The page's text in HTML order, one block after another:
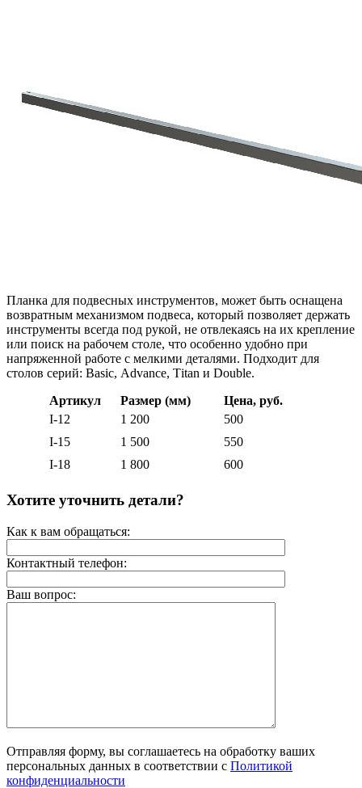
Планка для подвесных инструментов, может быть оснащена
возвратным механизмом подвеса, который позволяет держать
инструменты всегда под рукой, не отвлекаясь на их крепление
или поиск на рабочем столе, что особенно удобно при
напряженной работе с мелкими деталями. Подходит для
столов серий: Вasic, Аdvance, Тitan и Double.
Артикул
Размер (мм)
Цена, руб.
I-12
1 200
500
I-15
1 500
550
I-18
1 800 600
Хотите уточнить детали?
Как к вам обращаться:
Контактный телефон:
Ваш вопрос:
Отправляя форму, вы соглашаетесь на обработку ваших
персональных данных в соответствии с Политикой
конфиденциальности